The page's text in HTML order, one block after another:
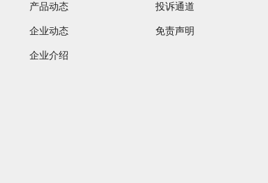
产品动态
企业动态
企业介绍
投诉通道
免责声明